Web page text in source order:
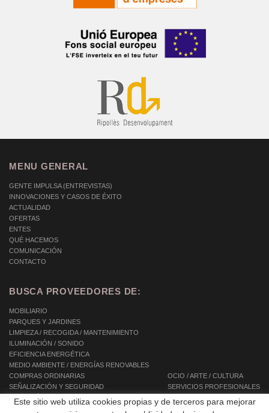
MENU GENERAL
GENTE IMPULSA (ENTREVISTAS)
INNOVACIONES Y CASOS DE ÉXITO
ACTUALIDAD
OFERTAS
ENTES
QUÉ HACEMOS
COMUNICACIÓN
CONTACTO
BUSCA PROVEEDORES DE:
MOBILIARIO
PARQUES Y JARDINES
LIMPIEZA / RECOGIDA / MANTENIMIENTO
ILUMINACIÓN / SONIDO
EFICIENCIA ENERGÉTICA
MEDIO AMBIENTE / ENERGÍAS RENOVABLES
COMPRAS ORDINARIAS
SEÑALIZACIÓN Y SEGURIDAD
INFORMÁTICA / TIC / TELECOMUNICACIONES
AUTOMOCIÓN / TRANSPORTE / MOVILIDAD
OCIO / ARTE / CULTURA
SERVICIOS PROFESIONALES
SERVICIOS INTEGRALES
SERVICIOS A LAS PERSONAS
Este sitio web utiliza cookies propias y de terceros para mejorar